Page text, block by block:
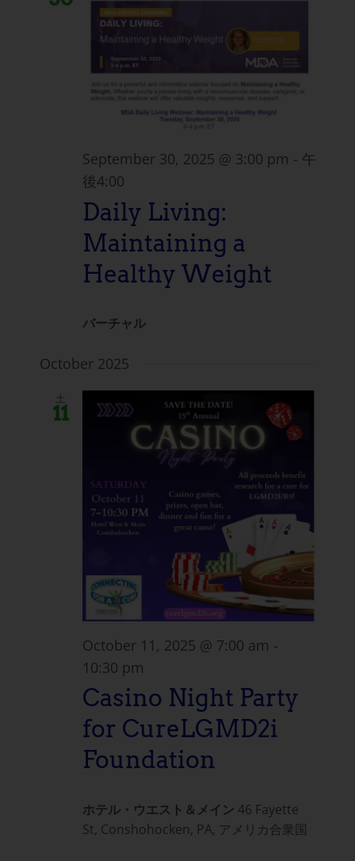
September 30, 2025 @ 3:00 pm - 午
後4:00
Daily Living:
Maintaining a
Healthy Weight
バーチャル
October 2025
11
October 11, 2025 @ 7:00 am -
10:30 pm
Casino Night Party
for CureLGMD2i
Foundation
ホテル・ウエスト＆メイン 46 Fayette
St, Conshohocken, PA, アメリカ合衆国